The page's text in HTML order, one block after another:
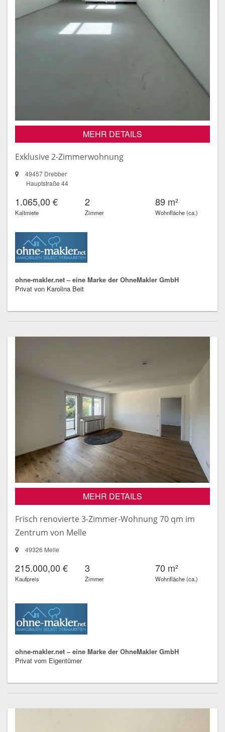
MEHR DETAILS
Exklusive 2-Zimmerwohnung
49457 Drebber
Hauptstraße 44
1.065,00 €
Kaltmiete
2
Zimmer
89 m²
Wohnfläche (ca.)
ohne-makler.net – eine Marke der OhneMakler GmbH
Privat von Karolina Beit
MEHR DETAILS
Frisch renovierte 3-Zimmer-Wohnung 70 qm im
Zentrum von Melle
49326 Melle
215.000,00 €
Kaufpreis
3
Zimmer
70 m²
Wohnfläche (ca.)
ohne-makler.net – eine Marke der OhneMakler GmbH
Privat vom Eigentümer